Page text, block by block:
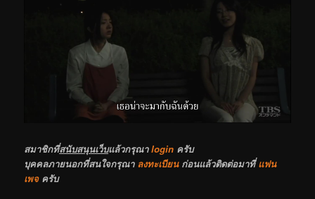
สมาชิกที่สนับสนุนเว็บแล้วกรุณาlogin ครับ
บุคคลภายนอกที่สนใจกรุณา ลงทะเบียนก่อนแล้วติดต่อมาที่แฟน
เพจครับ